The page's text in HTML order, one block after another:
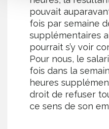
pouvait
fois par semaine
supplémentaires
pourrait s’y voir
Pour nous, le
fois dans la
heures
droit de refuser
ce sens de son